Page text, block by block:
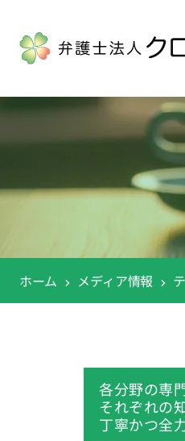
ホーム メディア情報
各分野の専
それぞれの
丁寧かつ全